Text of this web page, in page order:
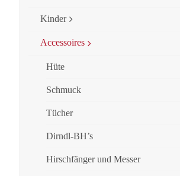
Kinder
Accessoires
Hüte
Schmuck
Tücher
Dirndl-BH’s
Hirschfänger und Messer